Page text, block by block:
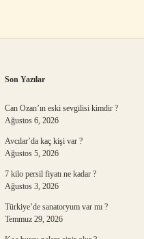
Son Yazılar
Can Ozan’ın eski sevgilisi kimdir ?
Ağustos 6, 2026
Avcılar’da kaç kişi var ?
Ağustos 5, 2026
7 kilo persil fiyatı ne kadar ?
Ağustos 3, 2026
Türkiye’de sanatoryum var mı ?
Temmuz 29, 2026